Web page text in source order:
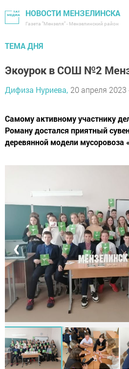
НОВОСТИ МЕНЗЕЛИНСКА
Газета "Мензеля" - Мензелинский район
ТЕМА ДНЯ
Экоурок в СОШ №2
Дифиза Нуриева, 20 апреля 2023
Самому активному участнику
Роману достался приятный
деревянной модели мусоровоза
❮